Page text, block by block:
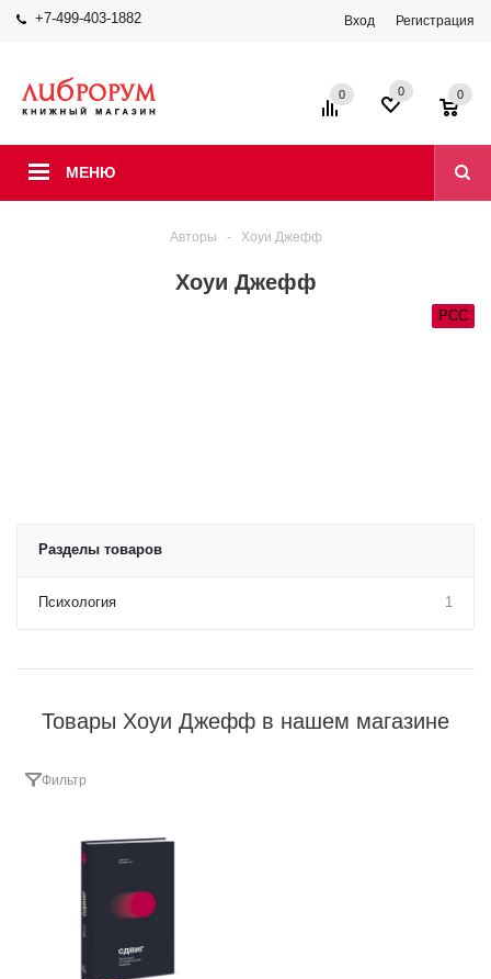
+7-499-403-1882 Вход Регистрация
МЕНЮ
0 0 0
Авторы - Хоуи Джефф
Хоуи Джефф
РСС
Разделы товаров
Психология 1
Товары Хоуи Джефф в нашем магазине
Фильтр